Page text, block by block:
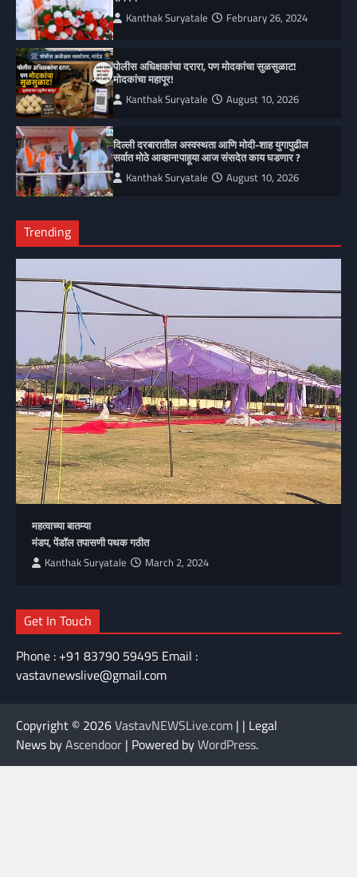
Kanthak Suryatale February 26, 2024
पोलीस अधिक्षकांचा दरारा, पण मोदकांचा सुळसुळाट!
मोदकांचा महापूर!
Kanthak Suryatale August 10, 2026
दिल्ली दरबारातील अस्वस्थता आणि मोदी-शाह युगापुढील
सर्वात मोठे आव्हान!पाहूया आज संसदेत काय घडणार ?
Kanthak Suryatale August 10, 2026
Trending
महत्वाच्या बातम्या
मंडप, पेंडॉल तपासणी पथक गठीत
Kanthak Suryatale March 2, 2024
Get In Touch
Phone : +91 83790 59495 Email :
vastavnewslive@gmail.com
Copyright © 2026VastavNEWSLive.com | | Legal
News byAscendoor | Powered byWordPress.